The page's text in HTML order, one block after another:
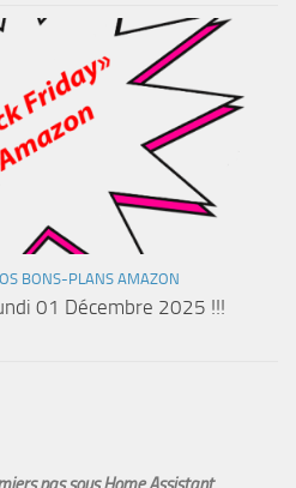
BONS-PLANS AMAZON
01 Décembre 2025 !!!